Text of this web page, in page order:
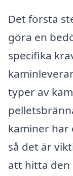
Det första
göra en
specifika
typer av
kaminer har
så det är
att hitta den